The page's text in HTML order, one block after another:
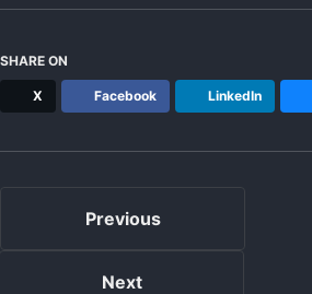
SHARE ON
X Facebook LinkedIn
Previous
Next